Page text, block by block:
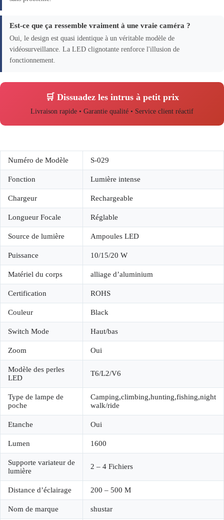
Est-ce que ça ressemble vraiment à une vraie caméra ?
Oui, le design est quasi identique à un véritable modèle de
vidéosurveillance. La LED clignotante renforce l'illusion de
fonctionnement.
🛒 Dissuadez les intrus à petit prix
Livraison rapide • Garantie qualité • Service client réactif
Numéro de Modèle S-029
Fonction Lumière intense
Chargeur Rechargeable
Longueur Focale Réglable
Source de lumière Ampoules LED
Puissance 10/15/20 W
Matériel du corps alliage d’aluminium
Certification ROHS
Couleur Black
Switch Mode Haut/bas
Zoom Oui
Modèle des perles
LED
T6/L2/V6
Type de lampe de
poche
Camping,climbing,hunting,fishing,night
walk/ride
Etanche Oui
Lumen 1600
Supporte variateur de
lumière
2 – 4 Fichiers
Distance d’éclairage 200 – 500 M
Nom de marque shustar